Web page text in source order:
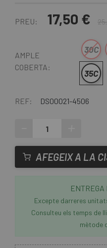
PREU: 17,50 €
AMPLE
COBERTA:
30C
35C
REF: DS00021-4506
AFEGEIX A LA
ENTREGA
Excepte darreres
Consulteu els temps de
mètode